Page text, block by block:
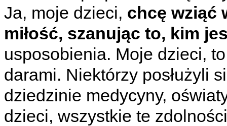
Ja, moje dzieci, chcę wziąć
miłość, szanując to, kim
usposobienia. Moje dzieci,
darami. Niektórzy posłużyli
dziedzinie medycyny,
dzieci, wszystkie te